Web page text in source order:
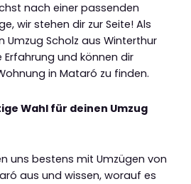
nach einer passenden
wir stehen dir zur Seite! Als
Umzug Scholz aus Winterthur
und können dir
in Mataró zu finden.
Wahl für deinen Umzug
uns bestens mit Umzügen von
aus und wissen, worauf es